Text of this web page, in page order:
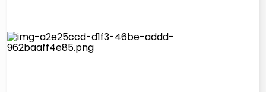
pattumiera raccolta differenziata